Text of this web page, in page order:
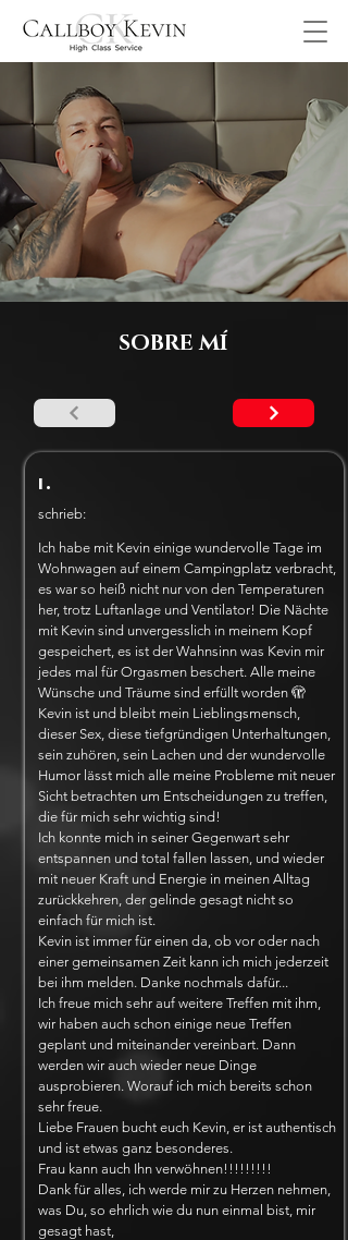
SOBRE MÍ
I.
schrieb:
Ich habe mit Kevin einige wundervolle Tage im
Wohnwagen auf einem Campingplatz verbracht,
es war so heiß nicht nur von den Temperaturen
her, trotz Luftanlage und Ventilator! Die Nächte
mit Kevin sind unvergesslich in meinem Kopf
gespeichert, es ist der Wahnsinn was Kevin mir
jedes mal für Orgasmen beschert. Alle meine
Wünsche und Träume sind erfüllt worden 🫣
Kevin ist und bleibt mein Lieblingsmensch,
dieser Sex, diese tiefgründigen Unterhaltungen,
sein zuhören, sein Lachen und der wundervolle
Humor lässt mich alle meine Probleme mit neuer
Sicht betrachten um Entscheidungen zu treffen,
die für mich sehr wichtig sind!
Ich konnte mich in seiner Gegenwart sehr
entspannen und total fallen lassen, und wieder
mit neuer Kraft und Energie in meinen Alltag
zurückkehren, der gelinde gesagt nicht so
einfach für mich ist.
Kevin ist immer für einen da, ob vor oder nach
einer gemeinsamen Zeit kann ich mich jederzeit
bei ihm melden. Danke nochmals dafür...
Ich freue mich sehr auf weitere Treffen mit ihm,
wir haben auch schon einige neue Treffen
geplant und miteinander vereinbart. Dann
werden wir auch wieder neue Dinge
ausprobieren. Worauf ich mich bereits schon
sehr freue.
Liebe Frauen bucht euch Kevin, er ist authentisch
und ist etwas ganz besonderes.
Frau kann auch Ihn verwöhnen!!!!!!!!!
Dank für alles, ich werde mir zu Herzen nehmen,
was Du, so ehrlich wie du nun einmal bist, mir
gesagt hast,